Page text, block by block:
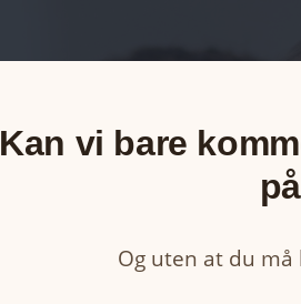
Kan vi bare
Og uten at du må